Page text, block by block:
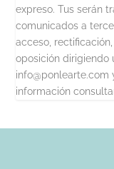
expreso. Tus serán
comunicados a
acceso,
oposición dirigiendo
info@ponlearte.com
información